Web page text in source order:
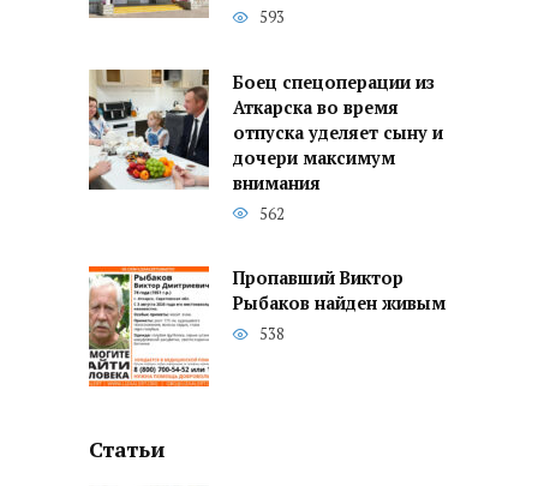
593
Боец спецоперации из
Аткарска во время
отпуска уделяет сыну и
дочери максимум
внимания
562
Пропавший Виктор
Рыбаков найден живым
538
Статьи